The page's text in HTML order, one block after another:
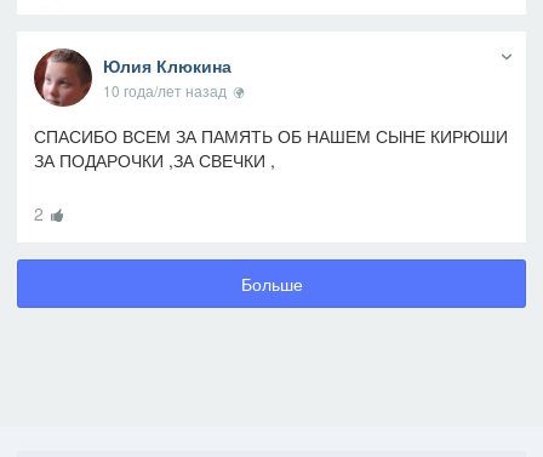
Юлия Клюкина
10 года/лет назад
СПАСИБО ВСЕМ ЗА ПАМЯТЬ ОБ НАШЕМ СЫНЕ КИРЮШИ
ЗА ПОДАРОЧКИ ,ЗА СВЕЧКИ ,
2
Больше